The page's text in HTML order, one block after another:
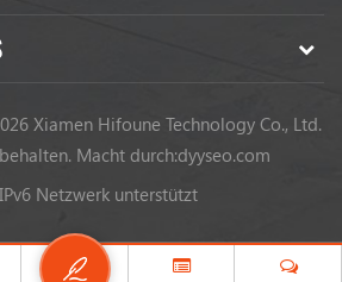
Xiamen Hifoune Technology Co., Ltd.
Macht durch:dyyseo.com
IPv6 Netzwerk unterstützt